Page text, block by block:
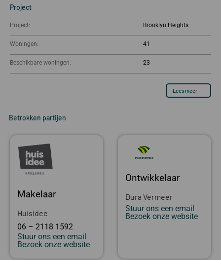
Project
Project: Brooklyn Heights
Woningen: 41
Beschikbare woningen: 23
Lees meer
Betrokken partijen
Makelaar
Huisidee
06 – 2118 1592
Stuur ons een email
Bezoek onze website
Ontwikkelaar
Dura Vermeer
Stuur ons een email
Bezoek onze website